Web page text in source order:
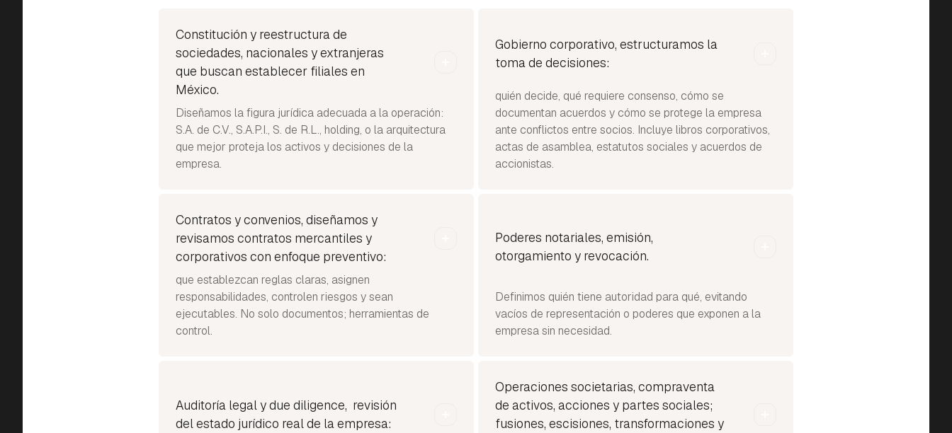
Constitución y reestructura de
sociedades, nacionales y extranjeras
que buscan establecer filiales en
México.
Diseñamos la figura jurídica adecuada a la operación:
S.A. de C.V., S.A.P.I., S. de R.L., holding, o la arquitectura
que mejor proteja los activos y decisiones de la
empresa.
Gobierno corporativo, estructuramos la
toma de decisiones:
quién decide, qué requiere consenso, cómo se
documentan acuerdos y cómo se protege la empresa
ante conflictos entre socios. Incluye libros corporativos,
actas de asamblea, estatutos sociales y acuerdos de
accionistas.
Contratos y convenios, diseñamos y
revisamos contratos mercantiles y
corporativos con enfoque preventivo:
que establezcan reglas claras, asignen
responsabilidades, controlen riesgos y sean
ejecutables. No solo documentos; herramientas de
control.
Poderes notariales, emisión,
otorgamiento y revocación.
Definimos quién tiene autoridad para qué, evitando
vacíos de representación o poderes que exponen a la
empresa sin necesidad.
Auditoría legal y due diligence, revisión
del estado jurídico real de la empresa:
Operaciones societarias, compraventa
de activos, acciones y partes sociales;
fusiones, escisiones, transformaciones y